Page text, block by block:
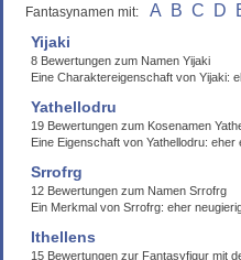
Fantasynamen mit: A B C D
Yijaki
8 Bewertungen zum Namen Yijaki
Eine Charaktereigenschaft von Yijaki:
Yathellodru
19 Bewertungen zum Kosenamen
Eine Eigenschaft von Yathellodru: eher
Srrofrg
12 Bewertungen zum Namen Srrofrg
Ein Merkmal von Srrofrg: eher
Ithellens
15 Bewertungen zur Fantasyfigur mit